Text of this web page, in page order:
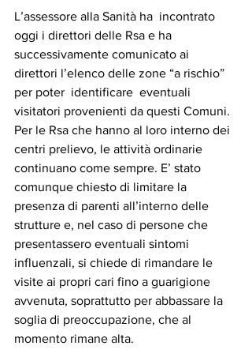
L’assessore alla Sanità ha  incontrato
oggi i direttori delle Rsa e ha
successivamente comunicato ai
direttori l’elenco delle zone “a rischio”
per poter  identificare  eventuali
visitatori provenienti da questi Comuni.
Per le Rsa che hanno al loro interno dei
centri prelievo, le attività ordinarie
continuano come sempre. E’ stato
comunque chiesto di limitare la
presenza di parenti all’interno delle
strutture e, nel caso di persone che
presentassero eventuali sintomi
influenzali, si chiede di rimandare le
visite ai propri cari fino a guarigione
avvenuta, soprattutto per abbassare la
soglia di preoccupazione, che al
momento rimane alta.